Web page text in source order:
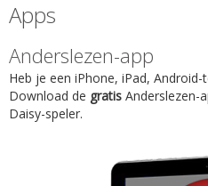
Apps
Anderslezen-app
Heb je een iPhone, iPad,
Download de gratis Anderslezen-
Daisy-speler.